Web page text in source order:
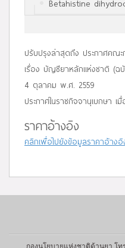
Betahistine
ปรับปรุงล่าสุดถึง ประกาศคณ
เรื่อง บัญชียาหลักแห่งชาติ (
4 ตุลาคม พ.ศ. 2559
ประกาศในราชกิจจานุเบกษา
ราคาอ้างอิง
คลิกเพื่อไปยังข้อมูลราคาอ้างอิ
กองนโยบายแห่งชาติด้านยา โท